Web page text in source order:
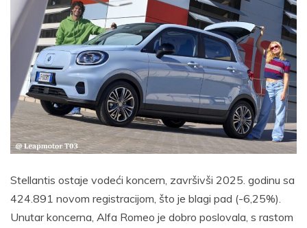
Stellantis ostaje vodeći koncern, završivši 2025. godinu sa
424.891 novom registracijom, što je blagi pad (-6,25%).
Unutar koncerna, Alfa Romeo je dobro poslovala, s rastom